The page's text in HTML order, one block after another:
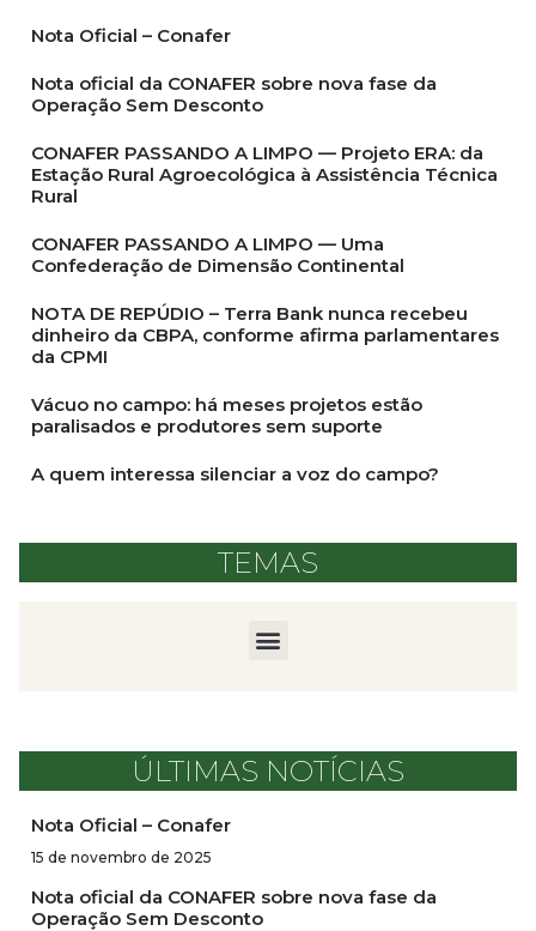
Nota Oficial – Conafer
Nota oficial da CONAFER sobre nova fase da
Operação Sem Desconto
CONAFER PASSANDO A LIMPO — Projeto ERA: da
Estação Rural Agroecológica à Assistência Técnica
Rural
CONAFER PASSANDO A LIMPO — Uma
Confederação de Dimensão Continental
NOTA DE REPÚDIO – Terra Bank nunca recebeu
dinheiro da CBPA, conforme afirma parlamentares
da CPMI
Vácuo no campo: há meses projetos estão
paralisados e produtores sem suporte
A quem interessa silenciar a voz do campo?
TEMAS
ÚLTIMAS NOTÍCIAS
Nota Oficial – Conafer
15 de novembro de 2025
Nota oficial da CONAFER sobre nova fase da
Operação Sem Desconto